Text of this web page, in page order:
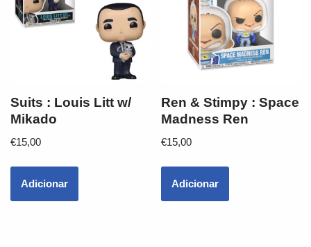
Suits : Louis Litt w/
Mikado
€15,00
Adicionar
Ren & Stimpy : Space
Madness Ren
€15,00
Adicionar